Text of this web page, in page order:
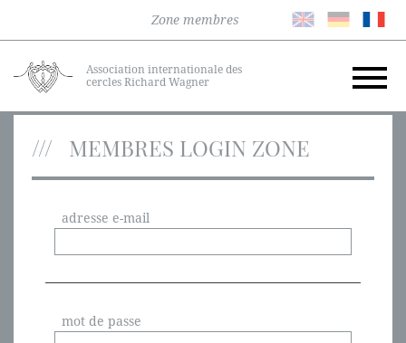
Zone membres
Association internationale des
cercles Richard Wagner
MEMBRES LOGIN ZONE
adresse e-mail
mot de passe